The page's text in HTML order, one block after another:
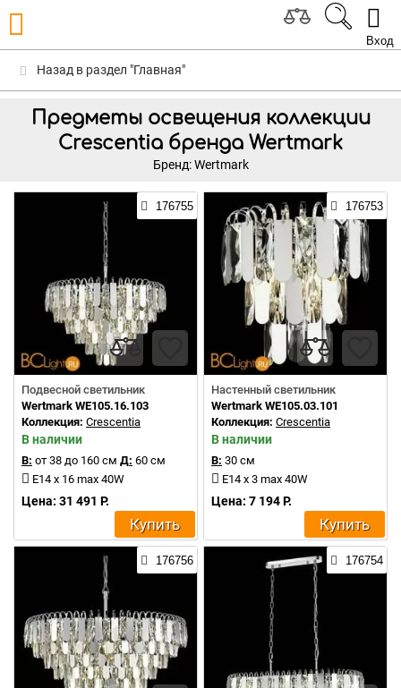
Вход
Назад в раздел "Главная"
Предметы освещения коллекции
Crescentia бренда Wertmark
Бренд: Wertmark
176755
Подвесной светильник
Wertmark WE105.16.103
Коллекция: Crescentia
В наличии
В: от 38 до 160 см Д: 60 см
E14 x 16 max 40W
Цена: 31 491 Р.
Купить
176753
Настенный светильник
Wertmark WE105.03.101
Коллекция: Crescentia
В наличии
В: 30 см
E14 x 3 max 40W
Цена: 7 194 Р.
Купить
176756 176754